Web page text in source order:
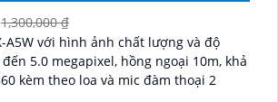
1,300,000 ₫
A5W với hình ảnh chất lượng và độ
5.0 megapixel, hồng ngoại 10m, khả
kèm theo loa và mic đàm thoại 2